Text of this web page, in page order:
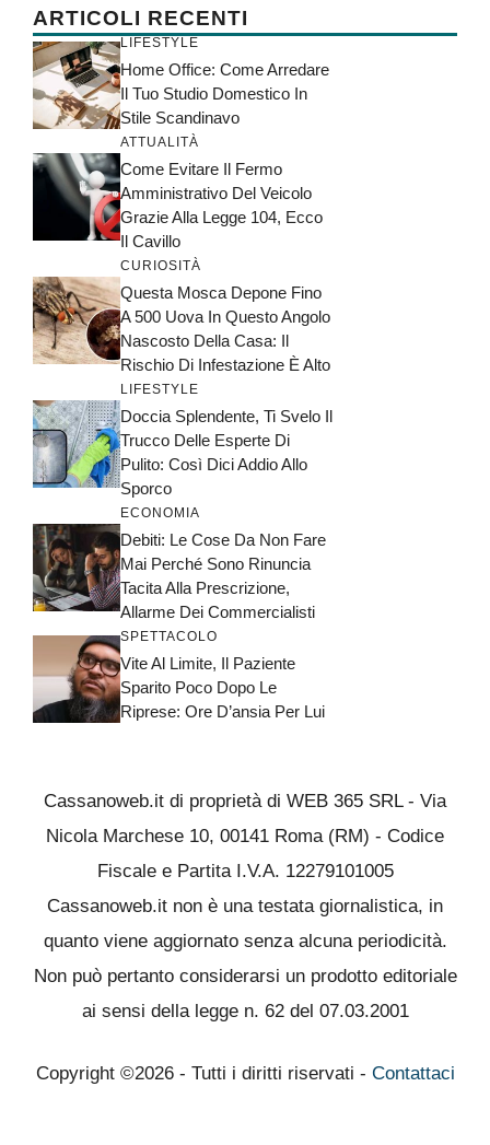
ARTICOLI RECENTI
LIFESTYLE
Home Office: Come Arredare
Il Tuo Studio Domestico In
Stile Scandinavo
ATTUALITÀ
Come Evitare Il Fermo
Amministrativo Del Veicolo
Grazie Alla Legge 104, Ecco
Il Cavillo
CURIOSITÀ
Questa Mosca Depone Fino
A 500 Uova In Questo Angolo
Nascosto Della Casa: Il
Rischio Di Infestazione È Alto
LIFESTYLE
Doccia Splendente, Ti Svelo Il
Trucco Delle Esperte Di
Pulito: Così Dici Addio Allo
Sporco
ECONOMIA
Debiti: Le Cose Da Non Fare
Mai Perché Sono Rinuncia
Tacita Alla Prescrizione,
Allarme Dei Commercialisti
SPETTACOLO
Vite Al Limite, Il Paziente
Sparito Poco Dopo Le
Riprese: Ore D’ansia Per Lui
Cassanoweb.it di proprietà di WEB 365 SRL - Via
Nicola Marchese 10, 00141 Roma (RM) - Codice
Fiscale e Partita I.V.A. 12279101005
Cassanoweb.it non è una testata giornalistica, in
quanto viene aggiornato senza alcuna periodicità.
Non può pertanto considerarsi un prodotto editoriale
ai sensi della legge n. 62 del 07.03.2001
Copyright ©2026 - Tutti i diritti riservati - Contattaci